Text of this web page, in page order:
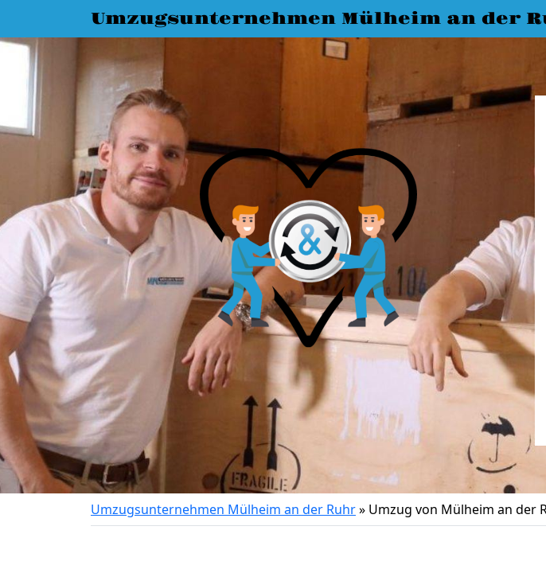
Umzugsunternehmen Mülheim an der
Umzugsunternehmen Mülheim an der Ruhr» Umzug von Mülheim an der